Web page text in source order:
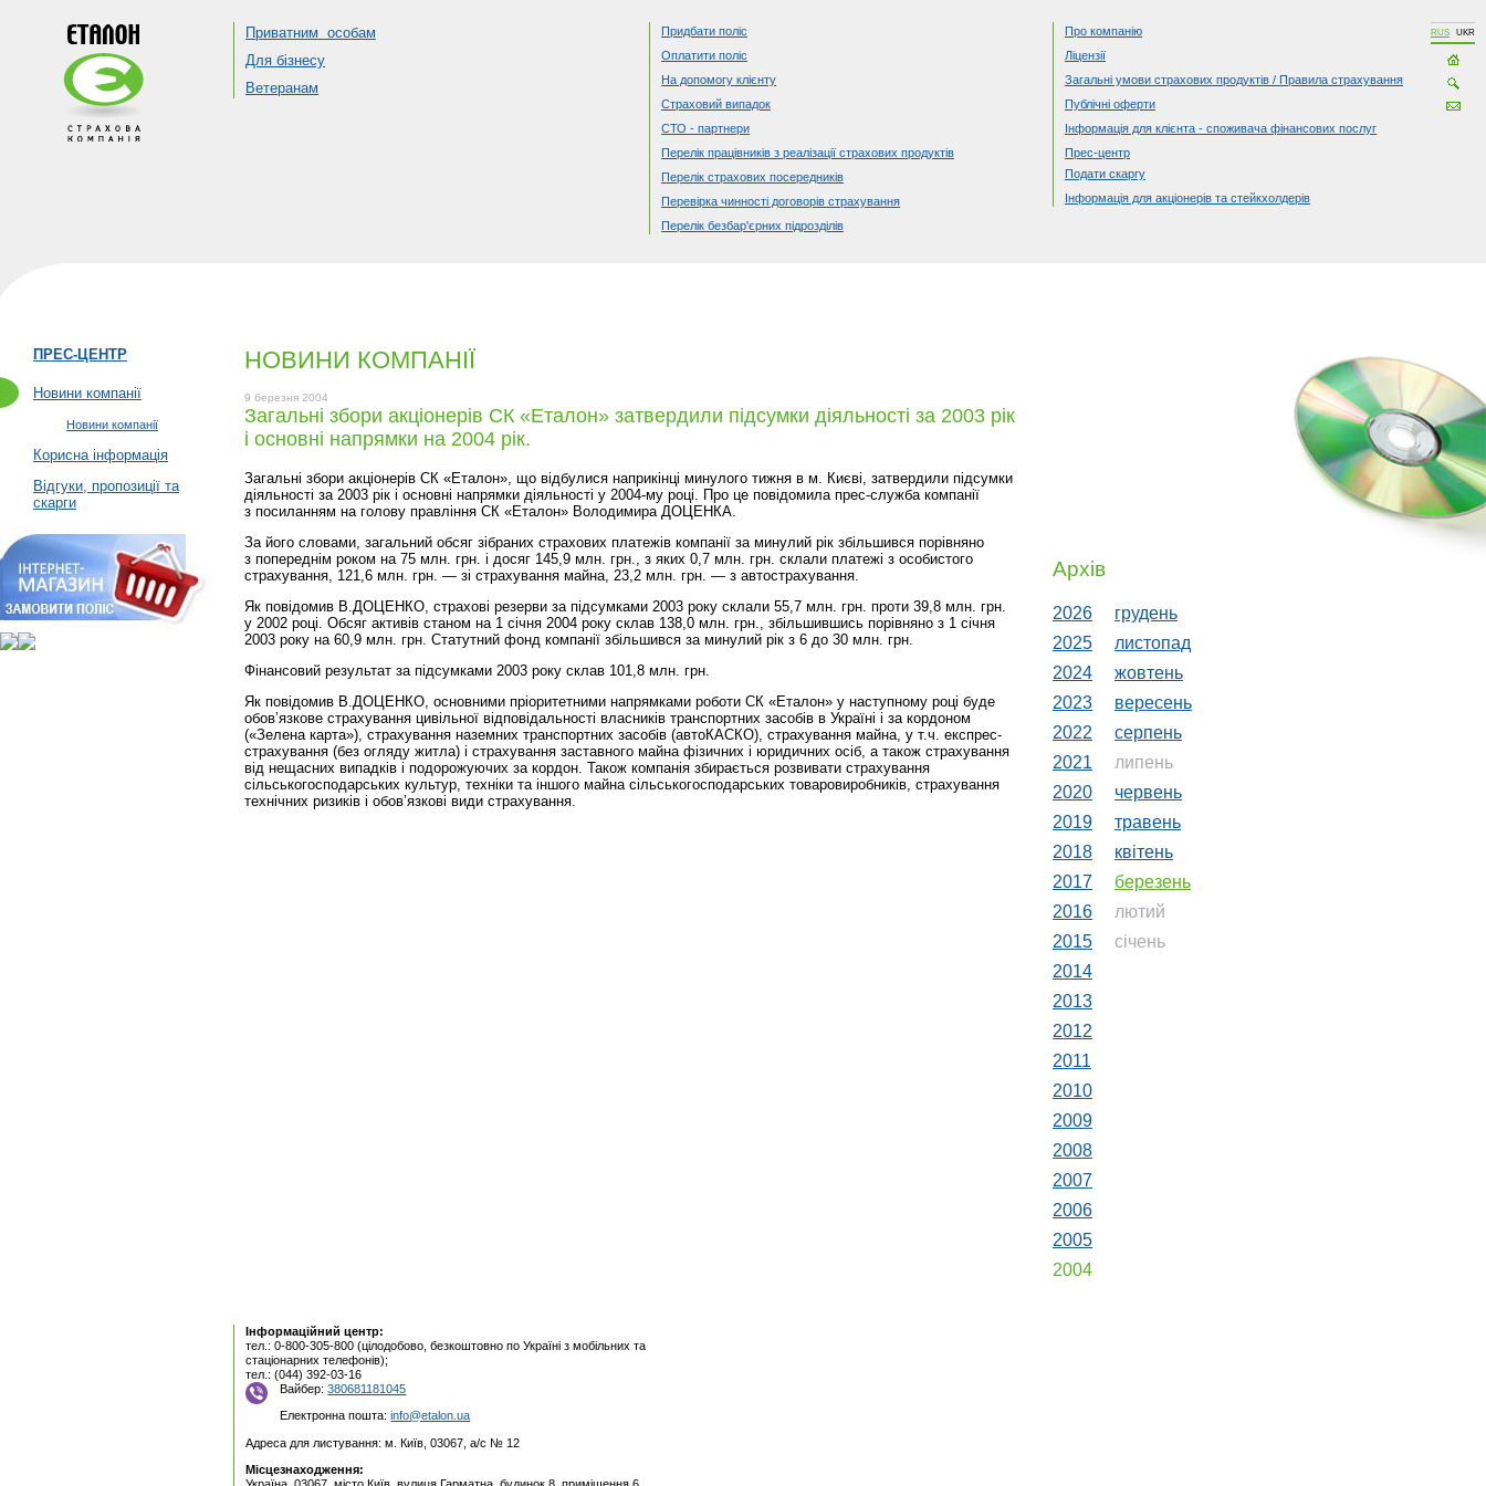
Приватним особам
Для бізнесу
Ветеранам
Придбати поліс
Оплатити поліс
На допомогу клієнту
Страховий випадок
СТО - партнери
Перелік працівників з реалізації страхових продуктів
Перелік страхових посередників
Перевірка чинності договорів страхування
Перелік безбар'єрних підрозділів
Про компанію
Ліцензії
Загальні умови страхових продуктів / Правила страхування
Публічні оферти
Інформація для клієнта - споживача фінансових послуг
Прес-центр
Подати скаргу
Інформація для акціонерів та стейкхолдерів
RUS UKR
ПРЕС-ЦЕНТР
Новини компанії
Новини компанії
Корисна інформація
Відгуки, пропозиції та
скарги
НОВИНИ КОМПАНІЇ
9 березня 2004
Загальні збори акціонерів СК «Еталон» затвердили підсумки діяльності за 2003 рік
і основні напрямки на 2004 рік.
Загальні збори акціонерів СК «Еталон», що відбулися наприкінці минулого тижня в м. Києві, затвердили підсумки
діяльності за 2003 рік і основні напрямки діяльності у 2004-му році. Про це повідомила прес-служба компанії
з посиланням на голову правління СК «Еталон» Володимира ДОЦЕНКА.
За його словами, загальний обсяг зібраних страхових платежів компанії за минулий рік збільшився порівняно
з попереднім роком на 75 млн. грн. і досяг 145,9 млн. грн., з яких 0,7 млн. грн. склали платежі з особистого
страхування, 121,6 млн. грн. — зі страхування майна, 23,2 млн. грн. — з автострахування.
Як повідомив В.ДОЦЕНКО, страхові резерви за підсумками 2003 року склали 55,7 млн. грн. проти 39,8 млн. грн.
у 2002 році. Обсяг активів станом на 1 січня 2004 року склав 138,0 млн. грн., збільшившись порівняно з 1 січня
2003 року на 60,9 млн. грн. Статутний фонд компанії збільшився за минулий рік з 6 до 30 млн. грн.
Фінансовий результат за підсумками 2003 року склав 101,8 млн. грн.
Як повідомив В.ДОЦЕНКО, основними пріоритетними напрямками роботи СК «Еталон» у наступному році буде
обов’язкове страхування цивільної відповідальності власників транспортних засобів в Україні і за кордоном
(«Зелена карта»), страхування наземних транспортних засобів (автоКАСКО), страхування майна, у т.ч. експрес-
страхування (без огляду житла) і страхування заставного майна фізичних і юридичних осіб, а також страхування
від нещасних випадків і подорожуючих за кордон. Також компанія збирається розвивати страхування
сільськогосподарських культур, техніки та іншого майна сільськогосподарських товаровиробників, страхування
технічних ризиків і обов’язкові види страхування.
Архів
2026
2025
2024
2023
2022
2021
2020
2019
2018
2017
2016
2015
2014
2013
2012
2011
2010
2009
2008
2007
2006
2005
2004
грудень
листопад
жовтень
вересень
серпень
липень
червень
травень
квiтень
березень
лютий
сiчень
Інформаційний центр:
тел.: 0-800-305-800 (цілодобово, безкоштовно по Україні з мобільних та
стаціонарних телефонів);
тел.: (044) 392-03-16
Вайбер:380681181045
Електронна пошта:info@etalon.ua
Адреса для листування: м. Київ, 03067, а/с № 12
Місцезнаходження: